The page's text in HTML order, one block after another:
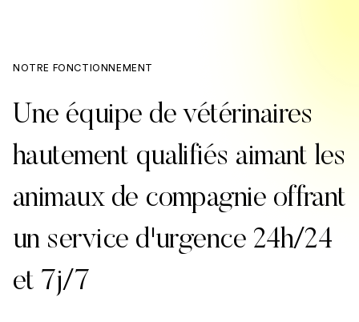
NOTRE FONCTIONNEMENT
Une équipe de vétérinaires
hautement qualifiés aimant les
animaux de compagnie offrant
un service d'urgence 24h/24
et 7j/7